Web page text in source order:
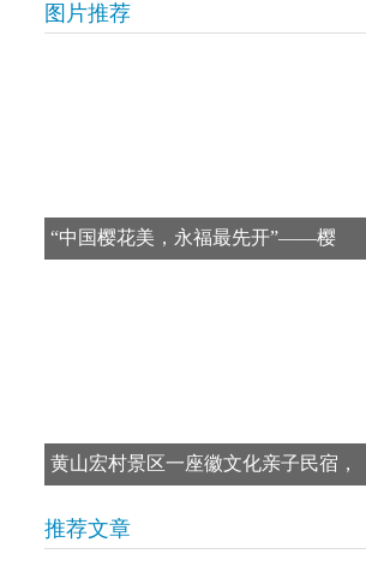
图片推荐
“中国樱花美，永福最先开”——樱
黄山宏村景区一座徽文化亲子民宿，
推荐文章